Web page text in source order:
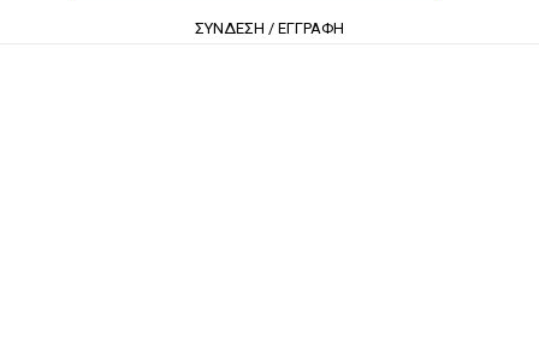
ΣΥΝΔΕΣΗ / ΕΓΓΡΑΦΗ